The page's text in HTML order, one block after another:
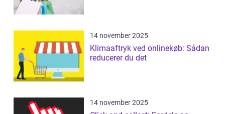
14 november 2025
Klimaaftryk ved onlinekøb: Sådan
reducerer du det
14 november 2025